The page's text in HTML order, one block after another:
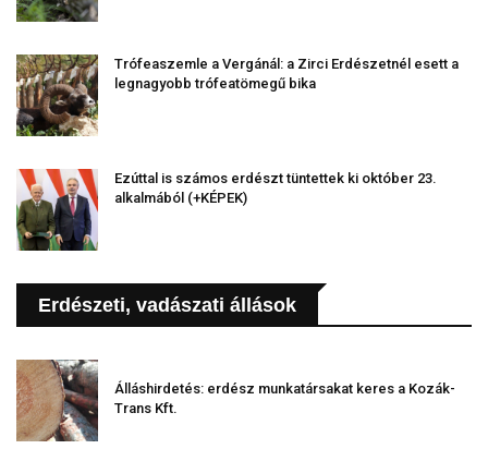
Trófeaszemle a Vergánál: a Zirci Erdészetnél esett a
legnagyobb trófeatömegű bika
Ezúttal is számos erdészt tüntettek ki október 23.
alkalmából (+KÉPEK)
Erdészeti, vadászati állások
Álláshirdetés: erdész munkatársakat keres a Kozák-
Trans Kft.